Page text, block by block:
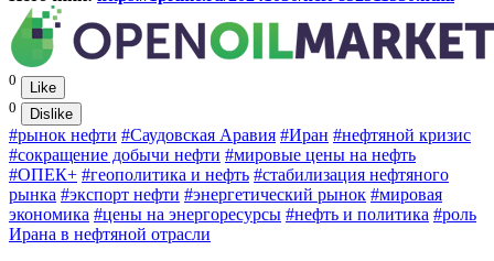
0
Like
0
Dislike
#рынок нефти #Саудовская Аравия #Иран #нефтяной кризис
#сокращение добычи нефти #мировые цены на нефть
#ОПЕК+ #геополитика и нефть #стабилизация нефтяного
рынка #экспорт нефти #энергетический рынок #мировая
экономика #цены на энергоресурсы #нефть и политика #роль
Ирана в нефтяной отрасли